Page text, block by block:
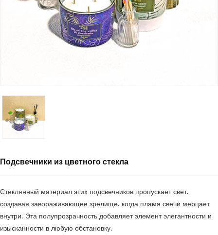
Подсвечники из цветного стекла
Стеклянный материал этих подсвечников пропускает свет,
создавая завораживающее зрелище, когда пламя свечи мерцает
внутри. Эта полупрозрачность добавляет элемент элегантности и
изысканности в любую обстановку.